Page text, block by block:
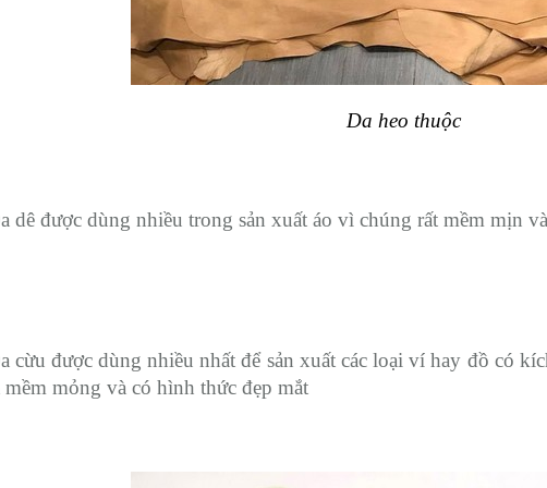
Da heo thuộc
dê được dùng nhiều trong sản xuất áo vì chúng rất mềm mịn
cừu được dùng nhiều nhất để sản xuất các loại ví hay đồ có
mềm mỏng và có hình thức đẹp mắt